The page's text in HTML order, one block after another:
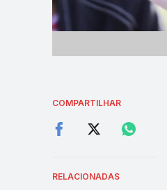
COMPARTILHAR
RELACIONADAS